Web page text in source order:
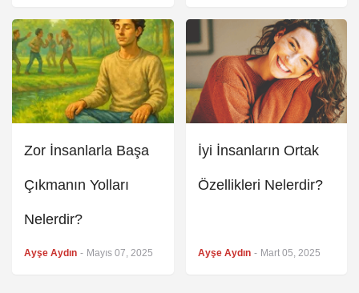
Zor İnsanlarla Başa
Çıkmanın Yolları
Nelerdir?
Ayşe Aydın - Mayıs 07, 2025
İyi İnsanların Ortak
Özellikleri Nelerdir?
Ayşe Aydın - Mart 05, 2025